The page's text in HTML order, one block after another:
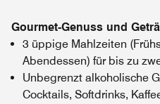
Gourmet-Genuss und
3 üppige Mahlzeiten
Abendessen) für bis zu
Unbegrenzt alkoholische
Cocktails, Softdrinks,